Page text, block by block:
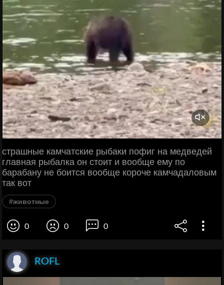
страшные камчатские рыбаки пофиг на медведей
главная рыбалка он стоит и вообще ему по
барабану не боится вообще короче камчадаловым
так вот
#животные
0 0 0
ROFL